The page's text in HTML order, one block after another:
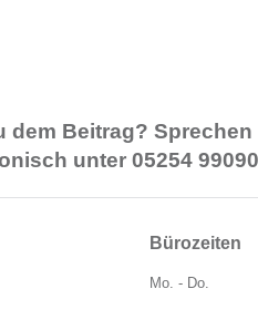
dem Beitrag?
unter 05254
Bürozeiten
Mo. - Do.